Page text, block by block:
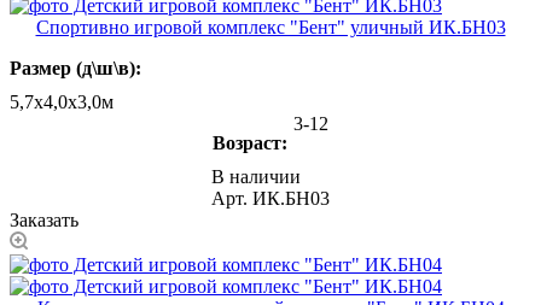
Спортивно игровой комплекс "Бент" уличный ИК.БН03
Размер (д\ш\в):
5,7х4,0х3,0м
Возраст:
3-12
В наличии
Арт. ИК.БН03
Заказать